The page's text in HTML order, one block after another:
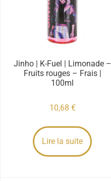
Jinho | K-Fuel | Limonade –
Fruits rouges – Frais |
100ml
10,68 €
Lire la suite